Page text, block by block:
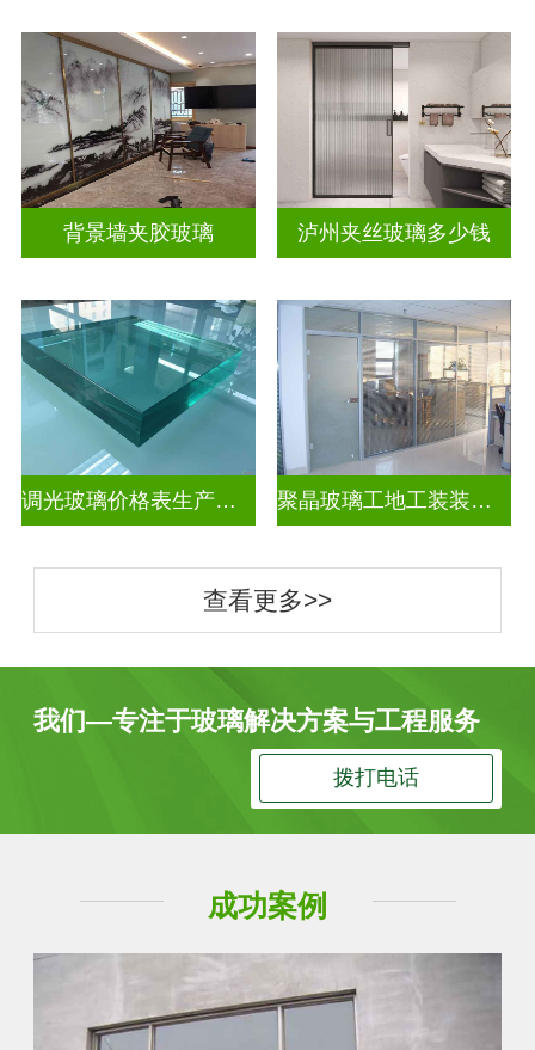
背景墙夹胶玻璃 泸州夹丝玻璃多少钱
调光玻璃价格表生产电话 聚晶玻璃工地工装装饰玻璃
查看更多>>
我们—专注于玻璃解决方案与工程服务
拨打电话
成功案例